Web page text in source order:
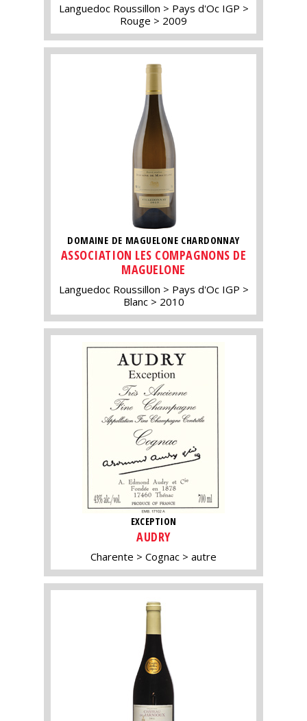
Languedoc Roussillon
Pays d'Oc IGP
Rouge
2009
DOMAINE DE MAGUELONE CHARDONNAY
ASSOCIATION LES COMPAGNONS DE
MAGUELONE
Languedoc Roussillon
Pays d'Oc IGP
Blanc
2010
EXCEPTION
AUDRY
Charente Cognac autre